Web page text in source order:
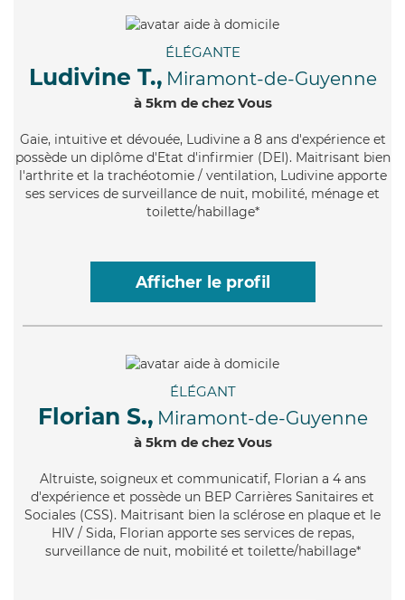
ÉLÉGANTE
Ludivine T., Miramont-de-Guyenne
à 5km de chez Vous
Gaie, intuitive et dévouée, Ludivine a 8 ans d'expérience et
possède un diplôme d'Etat d'infirmier (DEI). Maitrisant bien
l'arthrite et la trachéotomie / ventilation, Ludivine apporte
ses services de surveillance de nuit, mobilité, ménage et
toilette/habillage*
Afficher le profil
ÉLÉGANT
Florian S., Miramont-de-Guyenne
à 5km de chez Vous
Altruiste, soigneux et communicatif, Florian a 4 ans
d'expérience et possède un BEP Carrières Sanitaires et
Sociales (CSS). Maitrisant bien la sclérose en plaque et le
HIV / Sida, Florian apporte ses services de repas,
surveillance de nuit, mobilité et toilette/habillage*